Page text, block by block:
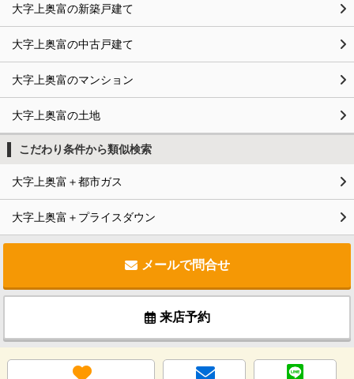
大字上奥富の新築戸建て
大字上奥富の中古戸建て
大字上奥富のマンション
大字上奥富の土地
こだわり条件から類似検索
大字上奥富＋都市ガス
大字上奥富＋プライスダウン
メールで問合せ
来店予約